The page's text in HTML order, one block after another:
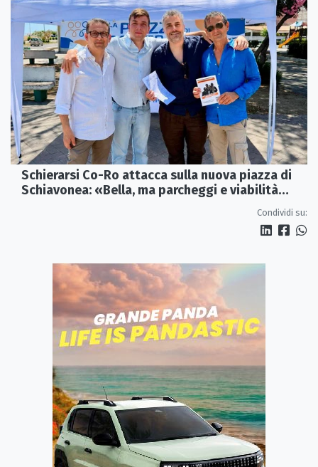
Schierarsi Co-Ro attacca sulla nuova piazza di
Schiavonea: «Bella, ma parcheggi e viabilità
Condividi su: